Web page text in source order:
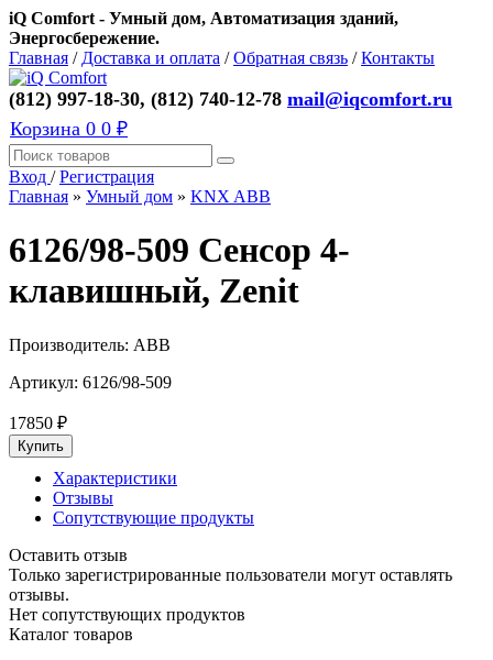
iQ Comfort - Умный дом, Автоматизация зданий,
Энергосбережение.
Главная / Доставка и оплата /Обратная связь /Контакты
(812) 997-18-30, (812) 740-12-78 mail@iqcomfort.ru
Корзина 0 0 ₽
Вход /Регистрация
Главная » Умный дом » KNX ABB
6126/98-509 Сенсор 4-
клавишный, Zenit
Производитель: ABB
Артикул: 6126/98-509
17850 ₽
Характеристики
Отзывы
Сопутствующие продукты
Оставить отзыв
Только зарегистрированные пользователи могут оставлять
отзывы.
Нет сопутствующих продуктов
Каталог товаров